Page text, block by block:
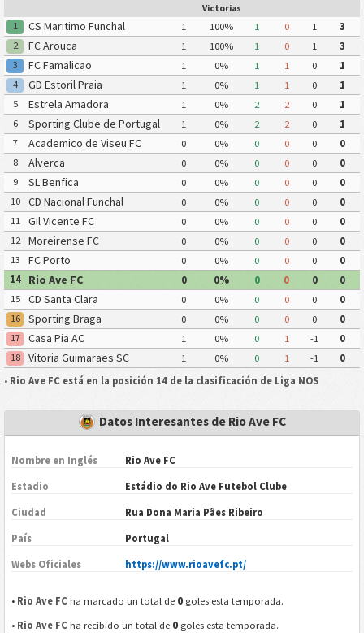
Victorias
1 CS Maritimo Funchal 1 100% 1 0 1
3
2
FC Arouca 1 100% 1 0 1
3
3
FC Famalicao 1 0% 1 1 0
1
4
GD Estoril Praia 1 0% 1 1 0
1
5
Estrela Amadora 1 0% 2 2 0
1
6
Sporting Clube de Portugal 1 0% 2 2 0
1
7
Academico de Viseu FC 0 0% 0 0 0
0
8
Alverca 0 0% 0 0 0
0
9
SL Benfica 0 0% 0 0 0
0
10
CD Nacional Funchal 0 0% 0 0 0
0
11
Gil Vicente FC 0 0% 0 0 0
0
12
Moreirense FC 0 0% 0 0 0
0
13
FC Porto 0 0% 0 0 0
0
14
Rio Ave FC 0 0% 0 0 0
0
15
CD Santa Clara 0 0% 0 0 0
0
16
Sporting Braga 0 0% 0 0 0
0
17
Casa Pia AC 1 0% 0 1 -1
0
18
Vitoria Guimaraes SC 1 0% 0 1 -1
0
• Rio Ave FC está en la posición 14 de la clasificación de Liga NOS
Datos Interesantes de Rio Ave FC
Nombre en Inglés Rio Ave FC
Estadio Estádio do Rio Ave Futebol Clube
Ciudad Rua Dona Maria Pães Ribeiro
País Portugal
Webs Oficiales https://www.rioavefc.pt/
• Rio Ave FC ha marcado un total de 0 goles esta temporada.
• Rio Ave FC ha recibido un total de 0 goles esta temporada.